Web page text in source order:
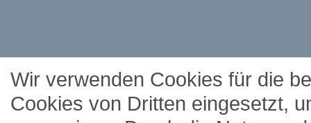
Wir verwenden Cookies für die
Cookies von Dritten eingesetzt,